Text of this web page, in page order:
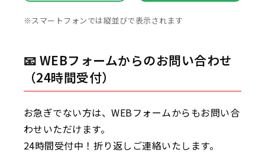
※スマートフォンでは縦並びで表示されます
📧 WEBフォームからのお問い合わせ
（24時間受付）
お急ぎでない方は、WEBフォームからもお問い合
わせいただけます。
24時間受付中！折り返しご連絡いたします。